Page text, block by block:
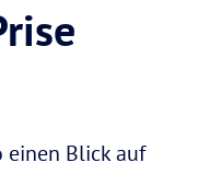
einen Blick auf